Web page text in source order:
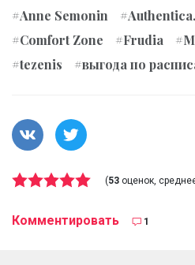
#Anne Semonin
#Comfort Zone
#Frudia
#tezenis
#выгода по
(53 оценок,
Комментировать 1